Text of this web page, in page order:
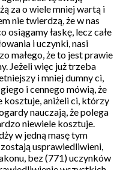
za o wiele mniej wartą i
nie twierdzą, że w nas
łaskę, lecz całe
i uczynki, nasi
małego, że to jest prawie
Jeżeli więc już trzeba
i mniej dumny ci,
i cennego mówią, że
kosztuje, aniżeli ci, którzy
nauczają, że polega
niewiele kosztuje.
w jedną masę tym
usprawiedliwieni,
bez (771) uczynków